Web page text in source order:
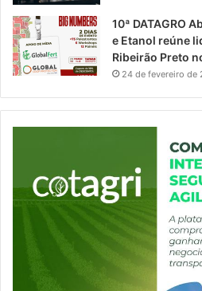
10ª DATAGRO
e Etanol reúne
Ribeirão Preto
24 de fevereiro de